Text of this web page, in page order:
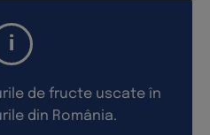
de fructe uscate în
din România.